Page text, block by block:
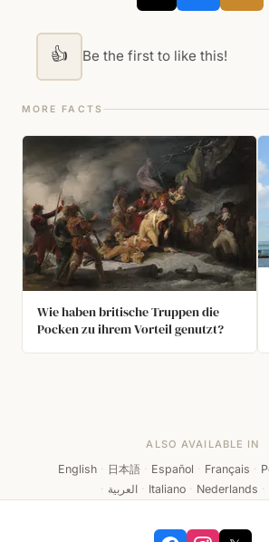
👍 Be the first to like this!
MORE FACTS
Wie haben britische Truppen die
Pocken zu ihrem Vorteil genutzt?
ALSO AVAILABLE IN
English · 日本語 · Español · Français ·
· العربية · Italiano · Nederlands ·